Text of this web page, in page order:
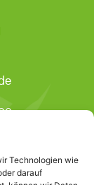
Technologien wie
darauf